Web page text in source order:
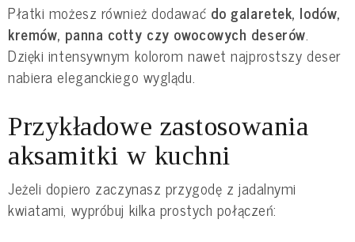
Płatki możesz również dodawać do galaretek, lodów,
kremów, panna cotty czy owocowych deserów.
Dzięki intensywnym kolorom nawet najprostszy deser
nabiera eleganckiego wyglądu.
Przykładowe zastosowania
aksamitki w kuchni
Jeżeli dopiero zaczynasz przygodę z jadalnymi
kwiatami, wypróbuj kilka prostych połączeń: